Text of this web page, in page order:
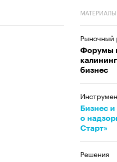
Рыночный
Форумы
бизнес
Бизнес
о
Старт»
Решения